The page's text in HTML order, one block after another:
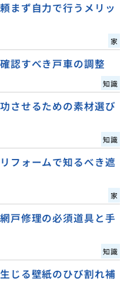
まず自力で行うメリッ
家
認すべき戸車の調整
知識
させるための素材選び
知識
フォームで知るべき遮
家
戸修理の必須道具と手
知識
じる壁紙のひび割れ補